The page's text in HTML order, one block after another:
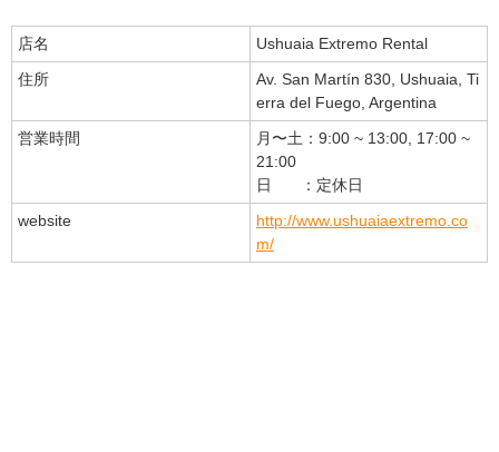
店名
Ushuaia Extremo Rental
住所
Av. San Martín 830, Ushuaia, Ti
erra del Fuego, Argentina
営業時間
月〜土：9:00 ~ 13:00, 17:00 ~
21:00
日 ：定休日
website
http://www.ushuaiaextremo.co
m/